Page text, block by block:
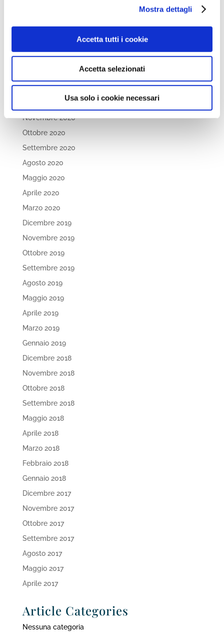
Mostra dettagli
Accetta tutti i cookie
Accetta selezionati
Usa solo i cookie necessari
Luglio 2021
Aprile 2021
Febbraio 2021
Gennaio 2021
Novembre 2020
Ottobre 2020
Settembre 2020
Agosto 2020
Maggio 2020
Aprile 2020
Marzo 2020
Dicembre 2019
Novembre 2019
Ottobre 2019
Settembre 2019
Agosto 2019
Maggio 2019
Aprile 2019
Marzo 2019
Gennaio 2019
Dicembre 2018
Novembre 2018
Ottobre 2018
Settembre 2018
Maggio 2018
Aprile 2018
Marzo 2018
Febbraio 2018
Gennaio 2018
Dicembre 2017
Novembre 2017
Ottobre 2017
Settembre 2017
Agosto 2017
Maggio 2017
Aprile 2017
Article Categories
Nessuna categoria